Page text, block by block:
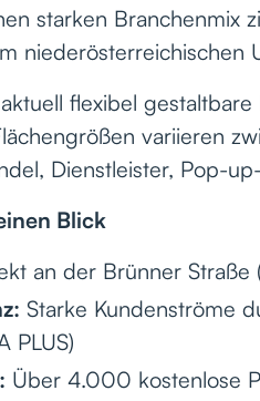
starken Branchenmix
niederösterreichischen
flexibel
variieren
Dienstleister, Pop-
Blick
an der Brünner
Starke Kundenströme
PLUS)
Über 4.000 kostenlose